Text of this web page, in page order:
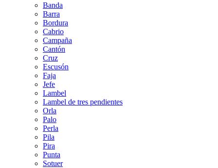
Banda
Barra
Bordura
Cabrio
Campaña
Cantón
Cruz
Escusón
Faja
Jefe
Lambel
Lambel de tres pendientes
Orla
Palo
Perla
Pila
Pira
Punta
Sotuer